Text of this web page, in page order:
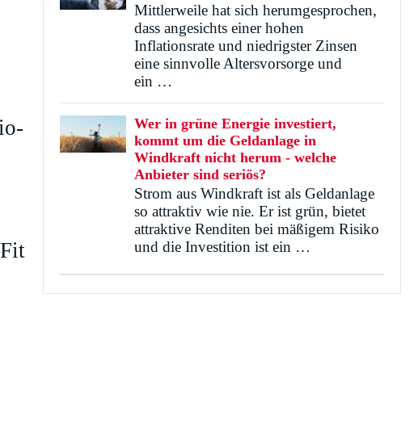
Mittlerweile hat sich herumgesprochen,
dass angesichts einer hohen
Inflationsrate und niedrigster Zinsen
eine sinnvolle Altersvorsorge und
ein …
Wer in grüne Energie investiert,
kommt um die Geldanlage in
Windkraft nicht herum - welche
Anbieter sind seriös?
Strom aus Windkraft ist als Geldanlage
so attraktiv wie nie. Er ist grün, bietet
attraktive Renditen bei mäßigem Risiko
und die Investition ist ein …